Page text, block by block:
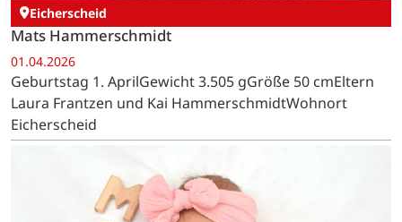
Eicherscheid
Mats Hammerschmidt
01.04.2026
Geburtstag 1. AprilGewicht 3.505 gGröße 50 cmEltern
Laura Frantzen und Kai HammerschmidtWohnort
Eicherscheid